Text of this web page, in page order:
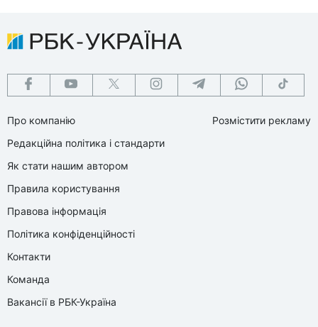
Про компанію
Редакційна політика і стандарти
Як стати нашим автором
Правила користування
Правова інформація
Політика конфіденційності
Контакти
Команда
Вакансії в РБК-Україна
Розмістити рекламу